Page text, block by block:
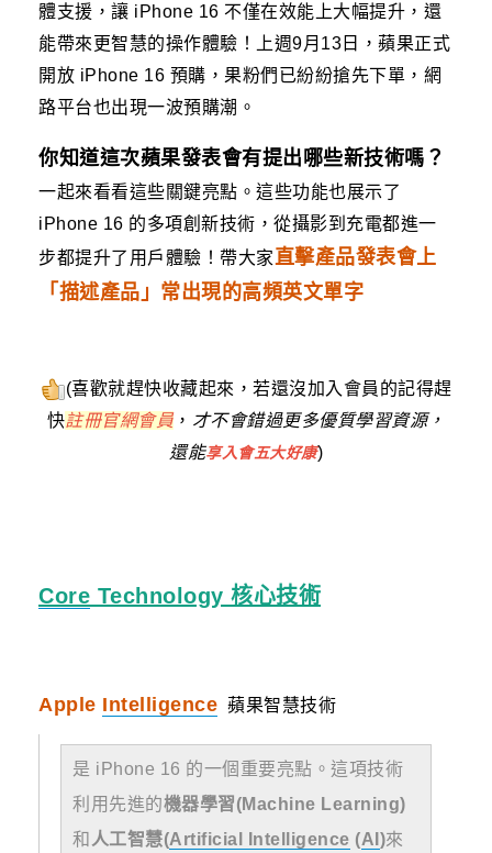
體支援，讓 iPhone 16 不僅在效能上大幅提升，還
能帶來更智慧的操作體驗！上週9月13日，蘋果正式
開放 iPhone 16 預購，果粉們已紛紛搶先下單，網
路平台也出現一波預購潮。
你知道這次蘋果發表會有提出哪些新技術嗎？
一起來看看這些關鍵亮點。這些功能也展示了
iPhone 16 的多項創新技術，從攝影到充電都進一
步都提升了用戶體驗！帶大家直擊產品發表會上
「描述產品」常出現的高頻英文單字
(喜歡就趕快收藏起來，若還沒加入會員的記得趕
快註冊官網會員 ， 才不會錯過更多優質學習資源，
還能享入會五大好康)
Core Technology 核心技術
Apple Intelligence 蘋果智慧技術
是 iPhone 16 的一個重要亮點。這項技術
利用先進的機器學習(Machine Learning)
和 人工智慧(Artificial Intelligence (AI )來